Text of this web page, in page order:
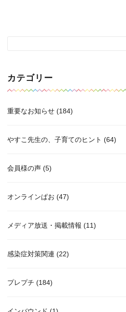
カテゴリー
重要なお知らせ (184)
やすこ先生の、子育てのヒント (64)
会員様の声 (5)
オンラインぱお (47)
メディア放送・掲載情報 (11)
感染症対策関連 (22)
プレプチ (184)